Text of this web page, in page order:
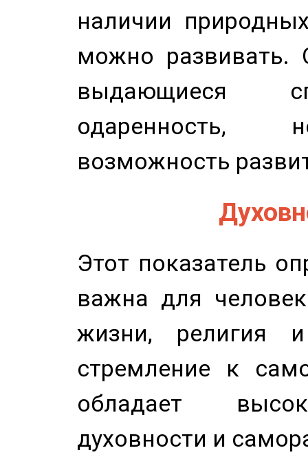
наличии
можно развивать.
выдающиеся
одаренность,
возможность
Этот показатель
важна для
жизни, религия
стремление к
обладает
духовности и